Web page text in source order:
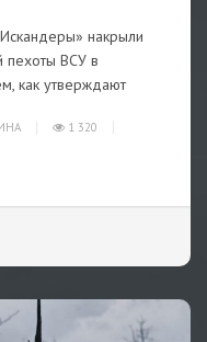
накрыли
пехоты ВСУ в
как утверждают
1 320